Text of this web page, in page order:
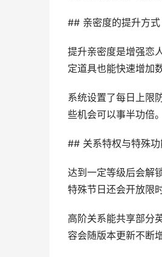
## 亲密度的提升方式
提升亲密度是增强恋
定道具也能快速增加数
系统设置了每日上限
些机会可以事半功倍。
## 关系特权与特殊功
达到一定等级后会解
特殊节日还会开放限
高阶关系能共享部分
容会随版本更新不断增